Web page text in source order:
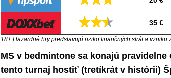
35 €
18+ Hazardné hry predstavujú riziko finančných strát a vzniku
MS v bedmintone sa konajú
tento turnaj hostiť (tretíkrát v histórii)